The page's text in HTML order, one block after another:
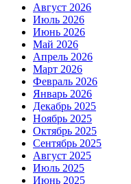
Август 2026
Июль 2026
Июнь 2026
Май 2026
Апрель 2026
Март 2026
Февраль 2026
Январь 2026
Декабрь 2025
Ноябрь 2025
Октябрь 2025
Сентябрь 2025
Август 2025
Июль 2025
Июнь 2025